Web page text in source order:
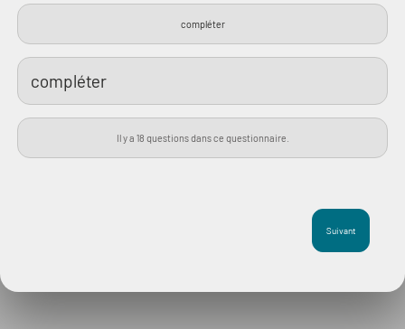
compléter
compléter
Il y a 18 questions dans ce questionnaire.
Suivant